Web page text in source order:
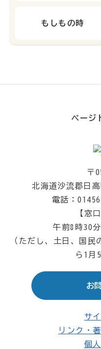
もしもの時
ページ
〒
北海道沙流郡日
電話：
【窓
午前8時30
（ただし、土日、国
ら1月
お
サ
リンク・
個